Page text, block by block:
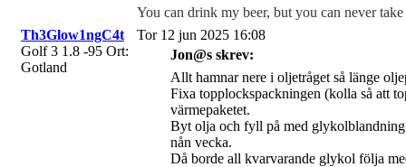
You can drink my beer, but you can never take
Th3Glow1ngC4t
Golf 3 1.8 -95 Ort:
Gotland
Tor 12 jun 2025 16:08
Jon@s skrev:
Allt hamnar nere i oljetråget så länge
Fixa topplockspackningen (kolla så att
värmepaketet.
Byt olja och fyll på med
nån vecka.
Då borde all kvarvarande glykol följa